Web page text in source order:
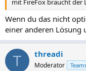
Wenn du das nicht
einer anderen Lösung
T threadi
Moderator